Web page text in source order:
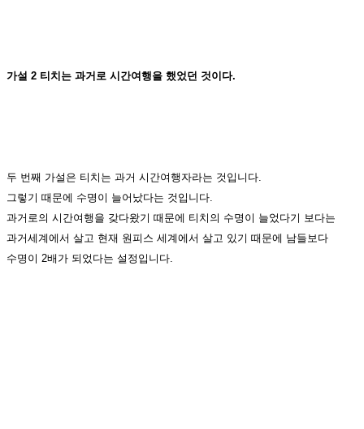
가설 2 티치는 과거로 시간여행을 했었던 것이다.
두 번째 가설은 티치는 과거 시간여행자라는 것입니다.
그렇기 때문에 수명이 늘어났다는 것입니다.
과거로의 시간여행을 갖다왔기 때문에 티치의 수명이 늘었다기 보다는
과거세계에서 살고 현재 원피스 세계에서 살고 있기 때문에 남들보다
수명이 2배가 되었다는 설정입니다.